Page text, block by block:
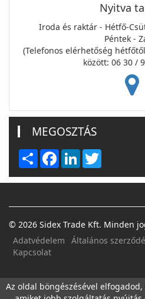
Nyitva
Iroda és raktár - Hétfő-
Péntek -
(Telefonos elérhetőség
között: 06 30 /
MEGOSZTÁS
Share FacebookLinkedIn
© 2026 Sidex Trade Kft. Minden
Adatvédelem
Általános
Kapcsolat
Az oldal böngészésével